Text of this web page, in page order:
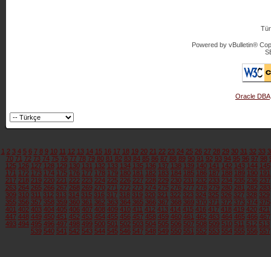
Powered by vBulletin®
Oracle DBA
1 2 3 4 5 6 7 8 9 10 11 12 13 14 15 16 17 18 19 20 21 22 23 24 25 26 27 28 29 30 31 32 33
70 71 72 73 74 75 76 77 78 79 80 81 82 83 84 85 86 87 88 89 90 91 92 93 94 95 96 97 98
125 126 127 128 129 130 131 132 133 134 135 136 137 138 139 140 141 142 143 144 145
171 172 173 174 175 176 177 178 179 180 181 182 183 184 185 186 187 188 189 190 191
217 218 219 220 221 222 223 224 225 226 227 228 229 230 231 232 233 234 235 236 237
263 264 265 266 267 268 269 270 271 272 273 274 275 276 277 278 279 280 281 282 283
309 310 311 312 313 314 315 316 317 318 319 320 321 322 323 324 325 326 327 328 329
355 356 357 358 359 360 361 362 363 364 365 366 367 368 369 370 371 372 373 374 375
401 402 403 404 405 406 407 408 409 410 411 412 413 414 415 416 417 418 419 420 421
447 448 449 450 451 452 453 454 455 456 457 458 459 460 461 462 463 464 465 466 467
493 494 495 496 497 498 499 500 501 502 503 504 505 506 507 508 509 510 511 512 513
539 540 541 542 543 544 545 546 547 548 549 550 551 552 553 554 555 556 557